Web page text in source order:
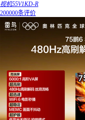
视机55V1KD-R
200000条评价